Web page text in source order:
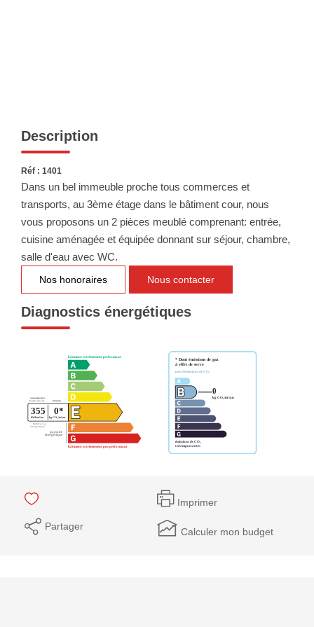
Description
Réf : 1401
Dans un bel immeuble proche tous commerces et
transports, au 3ème étage dans le bâtiment cour, nous
vous proposons un 2 pièces meublé comprenant: entrée,
cuisine aménagée et équipée donnant sur séjour, chambre,
salle d'eau avec WC.
Nos honoraires Nous contacter
Diagnostics énergétiques
Imprimer
Partager Calculer mon budget